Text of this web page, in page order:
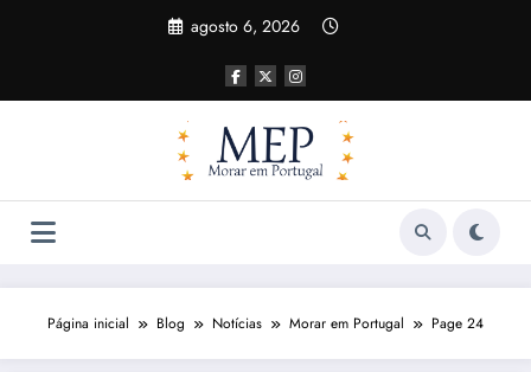
agosto 6, 2026
Página inicial Blog Notícias Morar em Portugal Page 24